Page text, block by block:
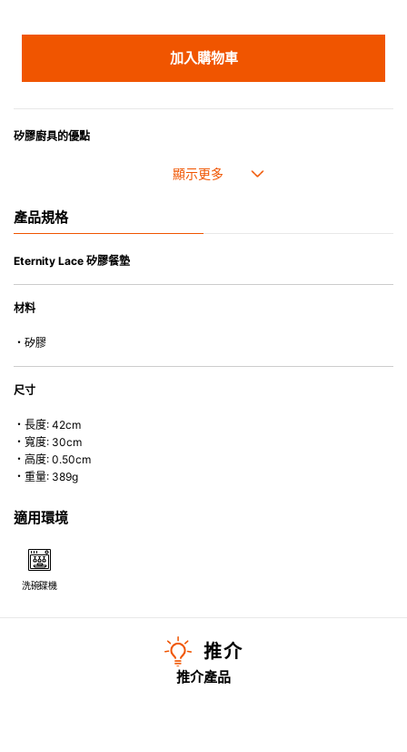
加入購物車
矽膠廚具的優點
• 耐熱高達250℃，耐冷低至-40℃。
• 耐熱耐冷，適用於微波爐、焗爐、蒸爐、雪櫃和冰箱。
• 木製把手可與矽膠部份分拆，方便清洗。
產品規格
Eternity Lace 矽膠餐墊
材料
・矽膠
尺寸
・長度: 42cm
・寬度: 30cm
・高度: 0.50cm
・重量: 389g
適用環境
洗碗碟機
推介
推介產品